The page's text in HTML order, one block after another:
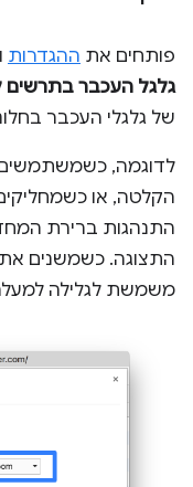
פותחים את ההגדרות
גלגל העכבר בתרשים
של גלגלי העכבר
לדוגמה,
הקלטה, או
התנהגות ברירת
התצוגה. כשמשנים
משמשת לגלילה